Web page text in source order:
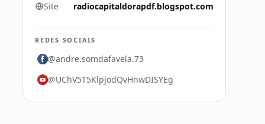
Site radiocapitaldorapdf.blogspot.com
REDES SOCIAIS
@andre.somdafavela.73
@UChV5T5KlpjodQvHnwDISYEg